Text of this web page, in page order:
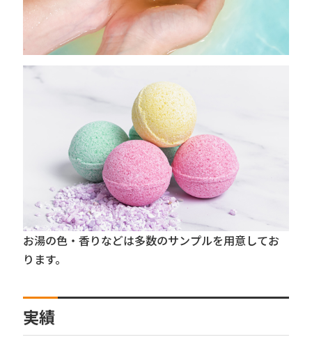
お湯の色・香りなどは多数のサンプルを用意してお
ります。
実績